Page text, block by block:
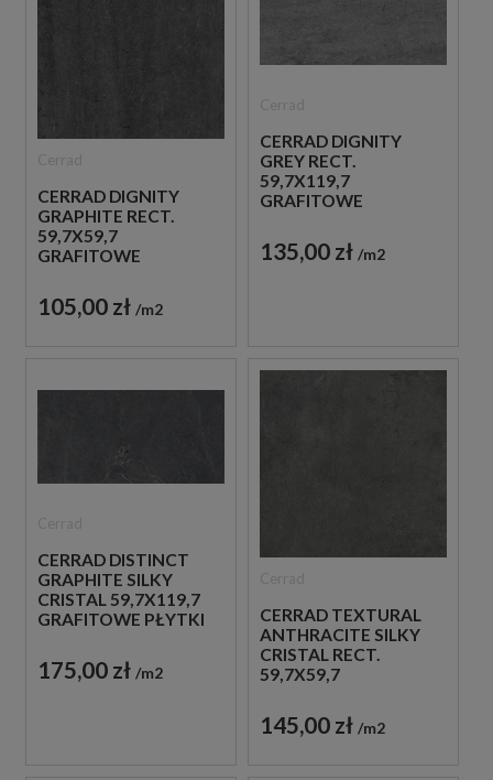
CERRAD DIGNITY
GRAPHITE RECT.
59,7X59,7
GRAFITOWE
105,00 zł m2
CERRAD DIGNITY
GREY RECT.
59,7X119,7
GRAFITOWE
135,00 zł m2
CERRAD DISTINCT
GRAPHITE SILKY
CRISTAL 59,7X119,7
GRAFITOWE PŁYTKI
175,00 zł m2
CERRAD TEXTURAL
ANTHRACITE SILKY
CRISTAL RECT.
59,7X59,7
BETONOWE PŁYTKI
145,00 zł m2